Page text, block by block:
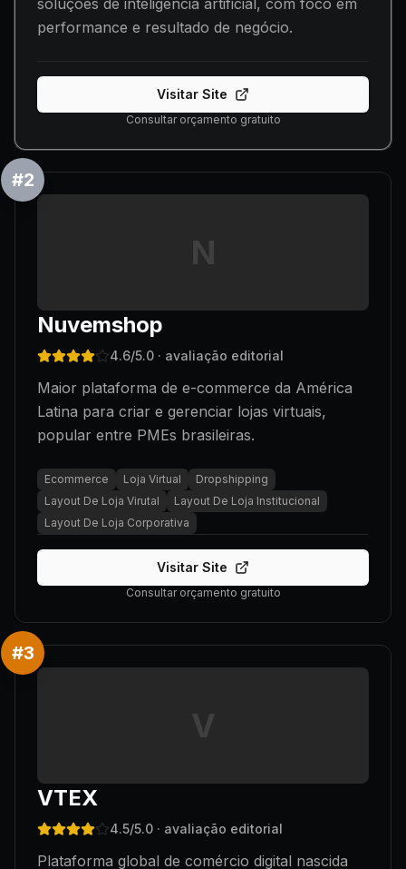
soluções de inteligência artificial, com foco em
performance e resultado de negócio.
Visitar Site
Consultar orçamento gratuito
#2
N
Nuvemshop
4.6/5.0 · avaliação editorial
Maior plataforma de e-commerce da América
Latina para criar e gerenciar lojas virtuais,
popular entre PMEs brasileiras.
Ecommerce Loja Virtual
Dropshipping
Layout De Loja Virutal
Layout De Loja Institucional
Layout De Loja Corporativa
Visitar Site
Consultar orçamento gratuito
#3
V
VTEX
4.5/5.0 · avaliação editorial
Plataforma global de comércio digital nascida